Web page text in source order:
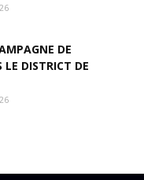
DE
LE DISTRICT DE